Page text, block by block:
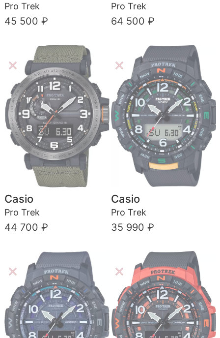
Pro Trek
45 500 ₽
Pro Trek
64 500 ₽
Casio
Pro Trek
44 700 ₽
Casio
Pro Trek
35 990 ₽